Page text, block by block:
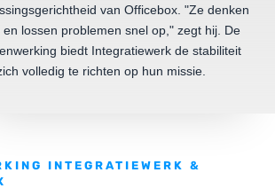
van Officebox. "Ze denken
en lossen problemen snel op," zegt hij. De
biedt Integratiewerk de stabiliteit
volledig te richten op hun missie.
INTEGRATIEWERK &